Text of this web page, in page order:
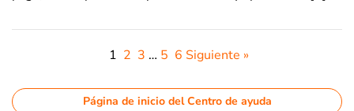
1 2 3 … 5 6 Siguiente »
Página de inicio del Centro de ayuda